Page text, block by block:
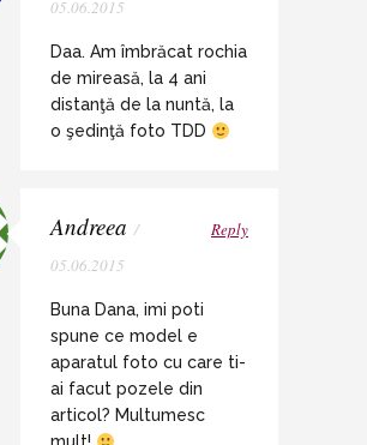
05.06.2015
Daa. Am îmbrăcat rochia
de mireasă, la 4 ani
distanţă de la nuntă, la
o şedinţă foto TDD
Andreea /
05.06.2015
Reply
Buna Dana, imi poti
spune ce model e
aparatul foto cu care ti-
ai facut pozele din
articol? Multumesc